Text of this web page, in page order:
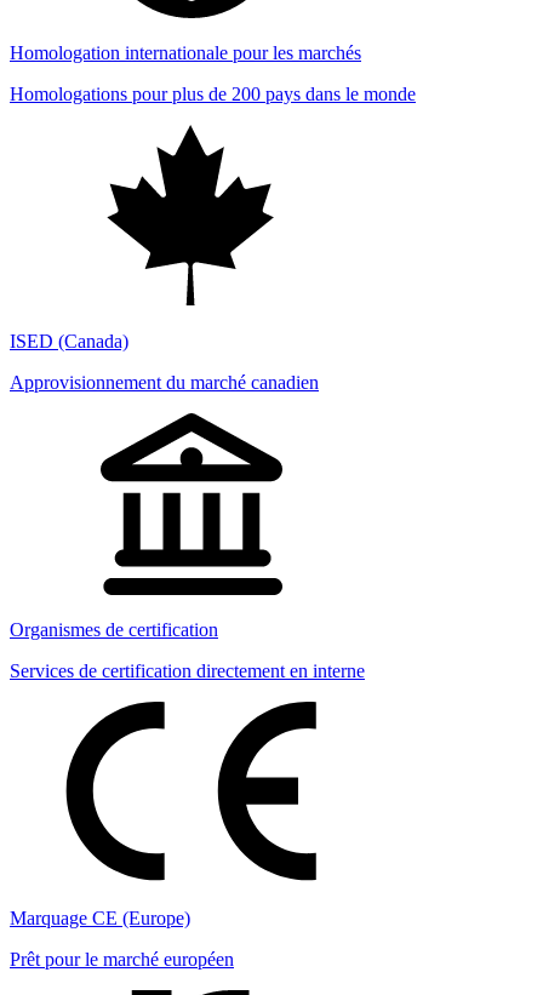
Homologation internationale pour les marchés
Homologations pour plus de 200 pays dans le monde
ISED (Canada)
Approvisionnement du marché canadien
Organismes de certification
Services de certification directement en interne
Marquage CE (Europe)
Prêt pour le marché européen